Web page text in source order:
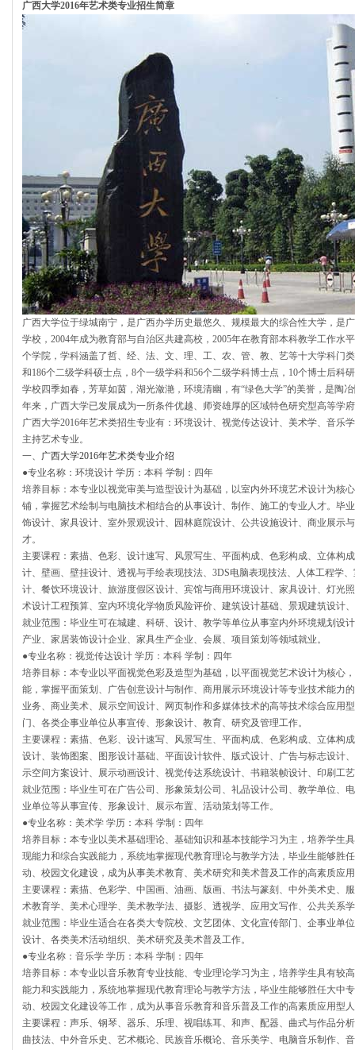
广西大学2016年艺术类专业招生简章
广西大学位于绿城南宁，是广西办学历史最悠久、规模最大的综合性大学，是
学校，2004年成为教育部与自治区共建高校，2005年在教育部本科教学工作水
个学院，学科涵盖了哲、经、法、文、理、工、农、管、教、艺等十大学科门
和186个二级学科硕士点，8个一级学科和56个二级学科博士点，10个博士后科
学校四季如春，芳草如茵，湖光潋滟，环境清幽，有“绿色大学”的美誉，是陶
年来，广西大学已发展成为一所条件优越、师资雄厚的区域特色研究型高等学
广西大学2016年艺术类招生专业有：环境设计、视觉传达设计、美术学、音乐
主持艺术专业。
一、 广西大学2016年艺术类专业介绍
●专业名称：环境设计 学历：本科 学制：四年
培养目标：本专业以视觉审美与造型设计为基础，以室内外环境艺术设计为核
铺，掌握艺术绘制与电脑技术相结合的从事设计、制作、施工的专业人才。毕
饰设计、家具设计、室外景观设计、园林庭院设计、公共设施设计、商业展示
才。
主要课程：素描、色彩、设计速写、风景写生、平面构成、色彩构成、立体构
计、壁画、壁挂设计、透视与手绘表现技法、3DS电脑表现技法、人体工程学
计、餐饮环境设计、旅游度假区设计、宾馆与商用环境设计、家具设计、灯光
术设计工程预算、室内环境化学物质风险评价、建筑设计基础、景观建筑设计
就业范围：毕业生可在城建、科研、设计、教学等单位从事室内外环境规划设
产业、家居装饰设计企业、家具生产企业、会展、项目策划等领域就业。
●专业名称：视觉传达设计 学历：本科 学制：四年
培养目标：本专业以平面视觉色彩及造型为基础，以平面视觉艺术设计为核心
能，掌握平面策划、广告创意设计与制作、商用展示环境设计等专业技术能力
业务、商业美术、展示空间设计、网页制作和多媒体技术的高等技术综合应用
门、各类企事业单位从事宣传、形象设计、教育、研究及管理工作。
主要课程：素描、色彩、设计速写、风景写生、平面构成、色彩构成、立体构
设计、装饰图案、图形设计基础、平面设计软件、版式设计、广告与标志设计
示空间方案设计、展示动画设计、视觉传达系统设计、书籍装帧设计、印刷工
就业范围：毕业生可在广告公司、形象策划公司、礼品设计公司、教学单位、
业单位等从事宣传、形象设计、展示布置、活动策划等工作。
●专业名称：美术学 学历：本科 学制：四年
培养目标：本专业以美术基础理论、基础知识和基本技能学习为主，培养学生
现能力和综合实践能力，系统地掌握现代教育理论与教学方法，毕业生能够胜
动、校园文化建设，成为从事美术教育、美术研究和美术普及工作的高素质应
主要课程：素描、色彩学、中国画、油画、版画、书法与篆刻、中外美术史、
术教育学、美术心理学、美术教学法、摄影、透视学、应用文写作、公共关系
就业范围：毕业生适合在各类大专院校、文艺团体、文化宣传部门、企事业单
设计、各类美术活动组织、美术研究及美术普及工作。
●专业名称：音乐学 学历：本科 学制：四年
培养目标：本专业以音乐教育专业技能、专业理论学习为主，培养学生具有较
能力和实践能力，系统地掌握现代教育理论与教学方法，毕业生能够胜任大中
动、校园文化建设等工作，成为从事音乐教育和音乐普及工作的高素质应用型
主要课程：声乐、钢琴、器乐、乐理、视唱练耳、和声、配器、曲式与作品分
曲技法、中外音乐史、艺术概论、民族音乐概论、音乐美学、电脑音乐制作、